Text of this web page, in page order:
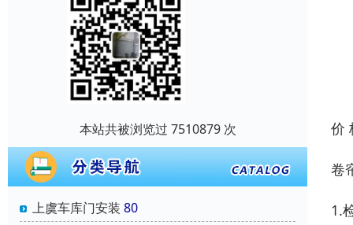
本站共被浏览过 7510879 次
上虞车库门安装 80
价
卷
1.